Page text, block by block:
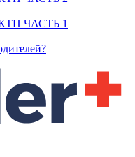
КТП ЧАСТЬ 1